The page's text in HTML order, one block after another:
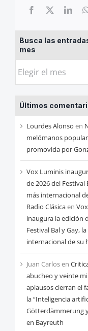
Busca las
mes
Busca
entradas
de
cada
mes
Últimos
Lourdes Alonso en
melómanos
promovida por
Vox Luminis
de 2026 del Festival
más internacional
Radio Clásicaen
inaugura la edición
Festival Bal y Gay,
internacional de su
Juan Carlosen
abucheo y veinte
aplausos cierran el
la “Inteligencia
Götterdämmerung
en Bayreuth